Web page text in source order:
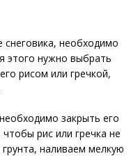
необходимо
этого нужно выбрать
рисом или гречкой,
закрыть его
рис или гречка не
наливаем мелкую